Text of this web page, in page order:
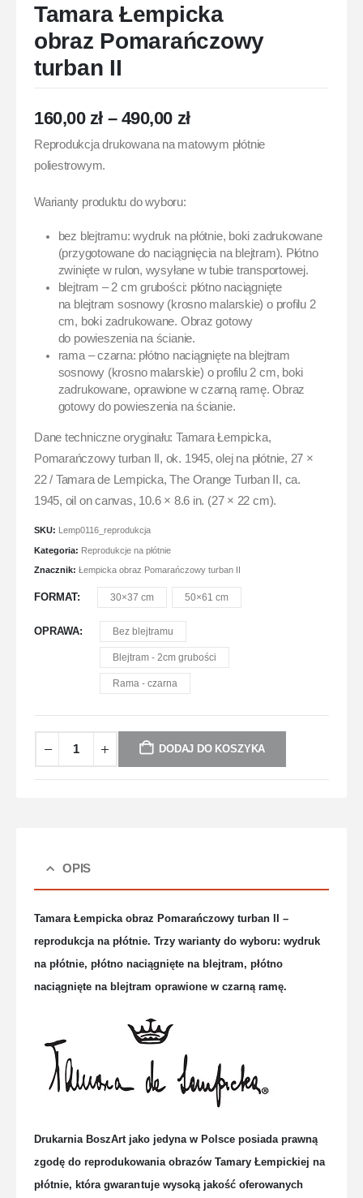
Tamara Łempicka
obraz Pomarańczowy
turban II
160,00 zł – 490,00 zł
Reprodukcja drukowana na matowym płótnie
poliestrowym.
Warianty produktu do wyboru:
bez blejtramu: wydruk na płótnie, boki zadrukowane
(przygotowane do naciągnięcia na blejtram). Płótno
zwinięte w rulon, wysyłane w tubie transportowej.
blejtram – 2 cm grubości: płótno naciągnięte
na blejtram sosnowy (krosno malarskie) o profilu 2
cm, boki zadrukowane. Obraz gotowy
do powieszenia na ścianie.
rama – czarna: płótno naciągnięte na blejtram
sosnowy (krosno malarskie) o profilu 2 cm, boki
zadrukowane, oprawione w czarną ramę. Obraz
gotowy do powieszenia na ścianie.
Dane techniczne oryginału: Tamara Łempicka,
Pomarańczowy turban II, ok. 1945, olej na płótnie, 27 ×
22 / Tamara de Lempicka, The Orange Turban II, ca.
1945, oil on canvas, 10.6 × 8.6 in. (27 × 22 cm).
SKU: Lemp0116_reprodukcja
Kategoria: Reprodukcje na płótnie
Znacznik: Łempicka obraz Pomarańczowy turban II
FORMAT 30×37 cm 50×61 cm
OPRAWA Bez blejtramu
Blejtram - 2cm grubości
Rama - czarna
DODAJ DO KOSZYKA
OPIS
Tamara Łempicka obraz Pomarańczowy turban II –
reprodukcja na płótnie. Trzy warianty do wyboru: wydruk
na płótnie, płótno naciągnięte na blejtram, płótno
naciągnięte na blejtram oprawione w czarną ramę.
Drukarnia BoszArt jako jedyna w Polsce posiada prawną
zgodę do reprodukowania obrazów Tamary Łempickiej na
płótnie, która gwarantuje wysoką jakość oferowanych